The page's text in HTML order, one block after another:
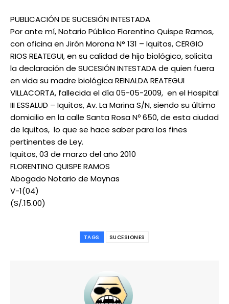
PUBLICACIÓN DE SUCESIÓN INTESTADA
Por ante mí, Notario Público Florentino Quispe Ramos,
con oficina en Jirón Morona N° 131 – Iquitos, CERGIO
RIOS REATEGUI, en su calidad de hijo biológico, solicita
la declaración de SUCESIÓN INTESTADA de quien fuera
en vida su madre biológica REINALDA REATEGUI
VILLACORTA, fallecida el día 05-05-2009, en el Hospital
III ESSALUD – Iquitos, Av. La Marina S/N, siendo su último
domicilio en la calle Santa Rosa Nº 650, de esta ciudad
de Iquitos, lo que se hace saber para los fines
pertinentes de Ley.
Iquitos, 03 de marzo del año 2010
FLORENTINO QUISPE RAMOS
Abogado Notario de Maynas
V-1(04)
(S/.15.00)
TAGS SUCESIONES